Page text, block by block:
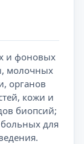
и фоновых
молочных
органов
кожи и
биопсий;
для